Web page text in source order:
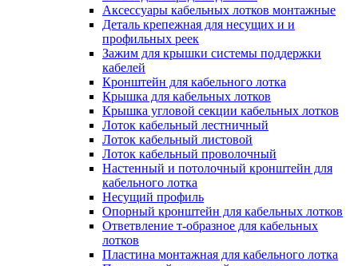
Короб распределительный
Материал монтажный
Держатель кабельный зажимной
Зажим балочный
Зажим/клипса для крепления труб
Скоба крепежная
Скоба с гвоздем
Соединитель провода
Материалы для подключения
Аксессуары для
коробок/корпусов для монтажа в
и в потолке
Зажим безвинтовой клеммный
Коробка клеммная
Коробка распределительная для
Крышка для распределительной
Аксессуары кабельных лотков монтажные
Деталь крепежная для несущих и и
профильных реек
Зажим для крышки системы поддержки
кабелей
Кронштейн для кабельного лотка
Крышка для кабельных лотков
Крышка угловой секции кабельных лотков
Лоток кабельный лестничный
Лоток кабельный листовой
Лоток кабельный проволочный
Настенный и потолочный кронштейн для
кабельного лотка
Несущий профиль
Опорный кронштейн для кабельных лотков
Ответвление т-образное для кабельных
лотков
Пластина монтажная для кабельного лотка